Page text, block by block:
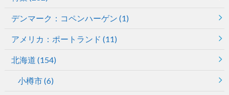
デンマーク：コペンハーゲン (1)
アメリカ：ポートランド (11)
北海道 (154)
小樽市(6)